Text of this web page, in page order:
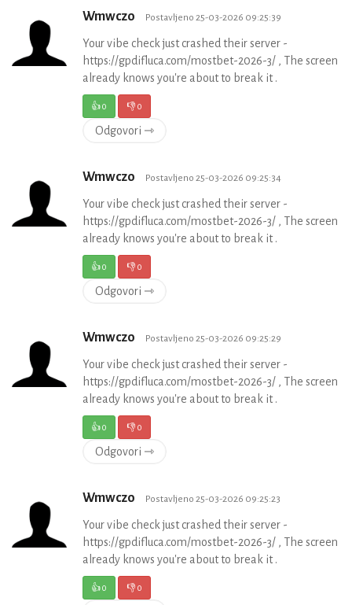
Wmwczo Postavljeno 25-03-2026 09:25:39
Your vibe check just crashed their server -
https://gpdifluca.com/mostbet-2026-3/ , The screen
already knows you're about to break it .
👍0 👎0
Odgovori ⇾
Wmwczo Postavljeno 25-03-2026 09:25:34
Your vibe check just crashed their server -
https://gpdifluca.com/mostbet-2026-3/ , The screen
already knows you're about to break it .
👍0 👎0
Odgovori ⇾
Wmwczo Postavljeno 25-03-2026 09:25:29
Your vibe check just crashed their server -
https://gpdifluca.com/mostbet-2026-3/ , The screen
already knows you're about to break it .
👍0 👎0
Odgovori ⇾
Wmwczo Postavljeno 25-03-2026 09:25:23
Your vibe check just crashed their server -
https://gpdifluca.com/mostbet-2026-3/ , The screen
already knows you're about to break it .
👍0 👎0